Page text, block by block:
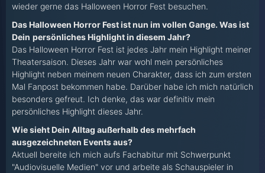
wieder gerne das Halloween Horror Fest besuchen.
Das Halloween Horror Fest ist nun im vollen Gange. Was ist
Dein persönliches Highlight in diesem Jahr?
Das Halloween Horror Fest ist jedes Jahr mein Highlight meiner
Theatersaison. Dieses Jahr war wohl mein persönliches
Highlight neben meinem neuen Charakter, dass ich zum ersten
Mal Fanpost bekommen habe. Darüber habe ich mich natürlich
besonders gefreut. Ich denke, das war definitiv mein
persönliches Highlight dieses Jahr.
Wie sieht Dein Alltag außerhalb des mehrfach
ausgezeichneten Events aus?
Aktuell bereite ich mich aufs Fachabitur mit Schwerpunkt
"Audiovisuelle Medien" vor und arbeite als Schauspieler in